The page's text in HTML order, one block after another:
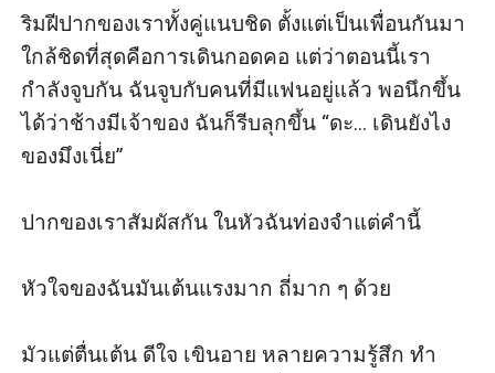
ริมฝีปากของเราทั้งคู่แนบชิด ตั้งแต่เป็นเพื่อนกันมา
ใกล้ชิดที่สุดคือการเดินกอดคอ แต่ว่าตอนนี้เรา
กำลังจูบกัน ฉันจูบกับคนที่มีแฟนอยู่แล้ว พอนึกขึ้น
ได้ว่าช้างมีเจ้าของ ฉันก็รีบลุกขึ้น “ดะ... เดินยังไง
ของมึงเนี่ย”
ปากของเราสัมผัสกัน ในหัวฉันท่องจำแต่คำนี้
หัวใจของฉันมันเต้นแรงมาก ถี่มาก ๆ ด้วย
มัวแต่ตื่นเต้น ดีใจ เขินอาย หลายความรู้สึก ทำ